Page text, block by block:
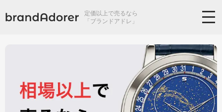
定価以上で売るなら
「ブランドアドレ」